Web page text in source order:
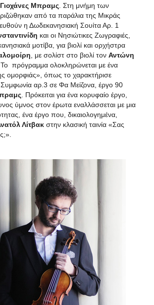
Γιοχάνες Μπραμς . Στη μνήμη των
από τα παράλια της Μικράς
η Δωδεκανησιακή Σουίτα Αρ. 1
και οι Νησιώτικες Ζωγραφιές,
μοτίβα, για βιολί και ορχήστρα
, με σολίστ στο βιολί τον Αντώνη
. Το πρόγραμμα ολοκληρώνεται με ένα
ομορφιάς», όπως το χαρακτήρισε
Συμφωνία αρ.3 σε Φα Mείζονα, έργο 90
. Πρόκειται για ένα κορυφαίο έργο,
ύμνος στον έρωτα εναλλάσσεται με μια
ένα έργο που, δικαιολογημένα,
Λίτβακ στην κλασική ταινία «Σας